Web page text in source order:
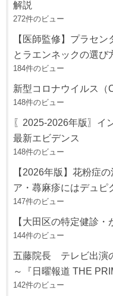
解説
272件のビュー
【医師監修】プラセ
とラエンネックの選び
184件のビュー
新型コロナウイルス（
148件のビュー
〖2025-2026年版〗イ
最新エビデンス
148件のビュー
【2026年版】花粉症
ア・蕁麻疹にはデュピ
147件のビュー
【大田区の特定健診
144件のビュー
五藤院長 テレビ出演
～『日曜報道 THE
142件のビュー